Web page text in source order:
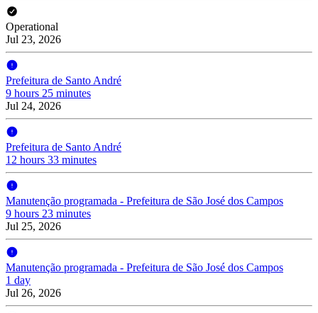
Operational
Jul 23, 2026
Prefeitura de Santo André
9 hours 25 minutes
Jul 24, 2026
Prefeitura de Santo André
12 hours 33 minutes
Manutenção programada - Prefeitura de São José dos Campos
9 hours 23 minutes
Jul 25, 2026
Manutenção programada - Prefeitura de São José dos Campos
1 day
Jul 26, 2026